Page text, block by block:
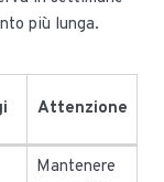
più lunga.
Attenzione
Mantenere